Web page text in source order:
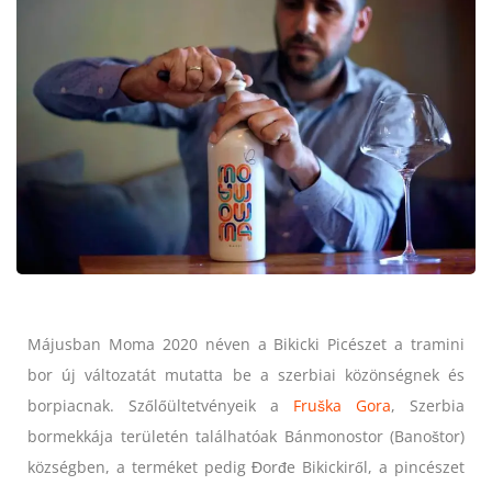
Májusban Moma 2020 néven a Bikicki Picészet a tramini
bor új változatát mutatta be a szerbiai közönségnek és
borpiacnak. Szőlőültetvényeik a Fruška Gora, Szerbia
bormekkája területén találhatóak Bánmonostor (Banoštor)
községben, a terméket pedig Đorđe Bikickiről, a pincészet